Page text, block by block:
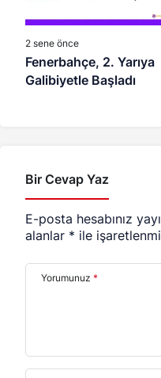
2 sene önce
Fenerbahçe, 2. Yarıya
Galibiyetle Başladı
Bir Cevap Yaz
E-posta hesabınız
alanlar * ile
Yorumunuz *